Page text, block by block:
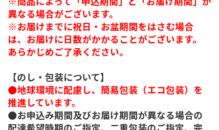
異なる場合がございます。
※お届けまでに祝日・お盆期間をはさむ場合
は、お届けに日数がかかることがございます。
あらかじめご了承ください。
【のし・包装について】
●地球環境に配慮し、簡易包装（エコ包装）を
推進しています。
●お申込み期間及びお届け期間が異なる場合の
配達希望時期のご指定、二重包装のご指定、完